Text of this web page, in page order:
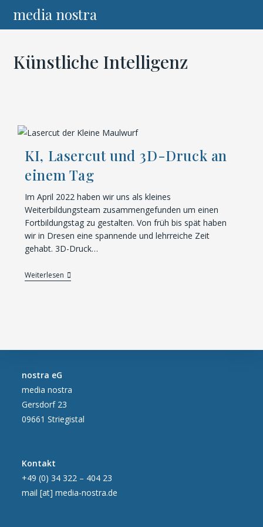
Inhaltmedia nostra
Künstliche Intelligenz
KI, Lasercut und 3D-Druck an
einem Tag
Im April 2022 haben wir uns als kleines
Weiterbildungsteam zusammengefunden um einen
Fortbildungstag zu gestalten. Von früh bis spät haben
wir in Dresen eine spannende und lehrreiche Zeit
gehabt. 3D-Druck…
Weiterlesen KI,
Lasercut
nostra eG
media nostra
Gersdorf 23
09661 Striegistal
Kontakt
+49 (0) 34 322 – 404 23
mail [at] media-nostra.de